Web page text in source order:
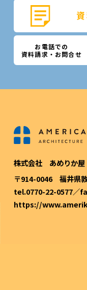
お電話での
資料請求・お問合せ
株式会社 あめりか屋
〒914-0046 福井県
tel.0770-22-0577／
https://